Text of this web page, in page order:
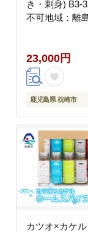
き・刺身) B3-
不可地域：離島
23,000円
鹿児島県 枕崎市
カツオ×カケ